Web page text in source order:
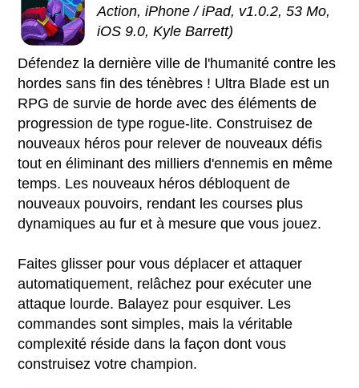
Action, iPhone / iPad, v1.0.2, 53 Mo,
iOS 9.0, Kyle Barrett)
Défendez la dernière ville de l'humanité contre les
hordes sans fin des ténèbres ! Ultra Blade est un
RPG de survie de horde avec des éléments de
progression de type rogue-lite. Construisez de
nouveaux héros pour relever de nouveaux défis
tout en éliminant des milliers d'ennemis en même
temps. Les nouveaux héros débloquent de
nouveaux pouvoirs, rendant les courses plus
dynamiques au fur et à mesure que vous jouez.
Faites glisser pour vous déplacer et attaquer
automatiquement, relâchez pour exécuter une
attaque lourde. Balayez pour esquiver. Les
commandes sont simples, mais la véritable
complexité réside dans la façon dont vous
construisez votre champion.